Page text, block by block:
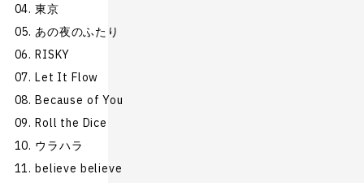
東京
あの夜のふたり
RISKY
Let It Flow
Because of You
Roll the Dice
ウラハラ
believe believe